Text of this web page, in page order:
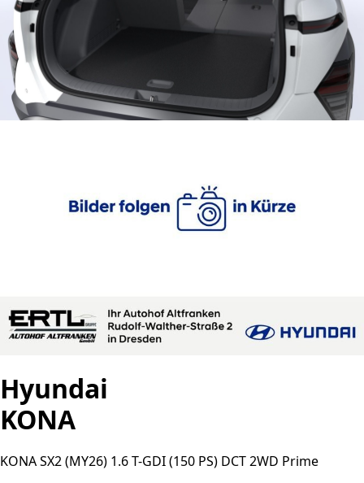
Hyundai
KONA
KONA SX2 (MY26) 1.6 T-GDI (150 PS) DCT 2WD Prime